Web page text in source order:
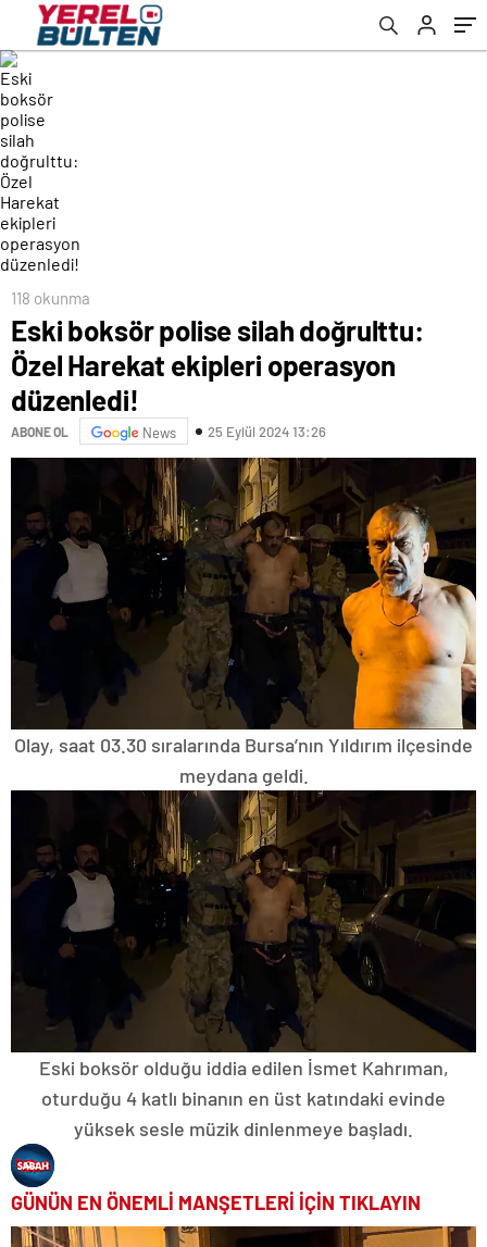
118 okunma
Eski boksör polise silah doğrulttu:
Özel Harekat ekipleri operasyon
düzenledi!
ABONE OL News 25 Eylül 2024 13:26
Olay, saat 03.30 sıralarında Bursa’nın Yıldırım ilçesinde
meydana geldi.
Eski boksör olduğu iddia edilen İsmet Kahrıman,
oturduğu 4 katlı binanın en üst katındaki evinde
yüksek sesle müzik dinlenmeye başladı.
GÜNÜN EN ÖNEMLİ MANŞETLERİ İÇİN TIKLAYIN